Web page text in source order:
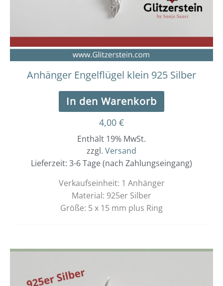
Anhänger Engelflügel klein 925 Silber
In den Warenkorb
4,00 €
Enthält 19% MwSt.
zzgl. Versand
Lieferzeit: 3-6 Tage (nach Zahlungseingang)
Verkaufseinheit: 1 Anhänger
Material: 925er Silber
Größe: 5 x 15 mm plus Ring